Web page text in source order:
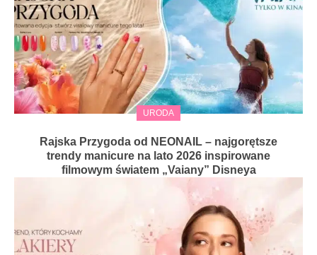
URODA
Rajska Przygoda od NEONAIL – najgorętsze
trendy manicure na lato 2026 inspirowane
filmowym światem „Vaiany” Disneya